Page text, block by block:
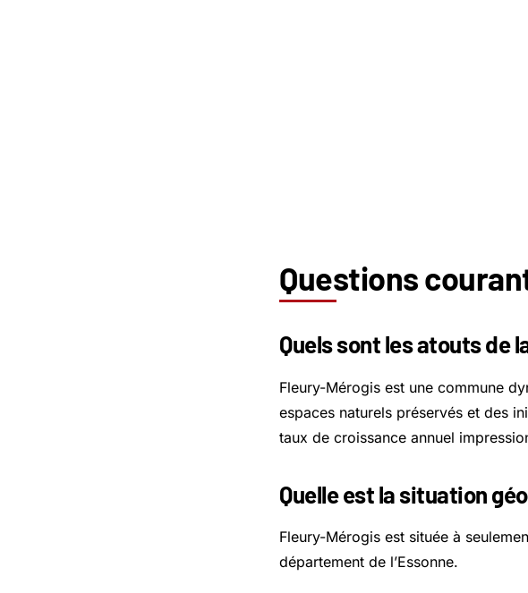
Questions
Quels sont les atouts de
Fleury-Mérogis est une commune
espaces naturels préservés et des
taux de croissance annuel
Quelle est la situation
Fleury-Mérogis est située à
département de l’Essonne.